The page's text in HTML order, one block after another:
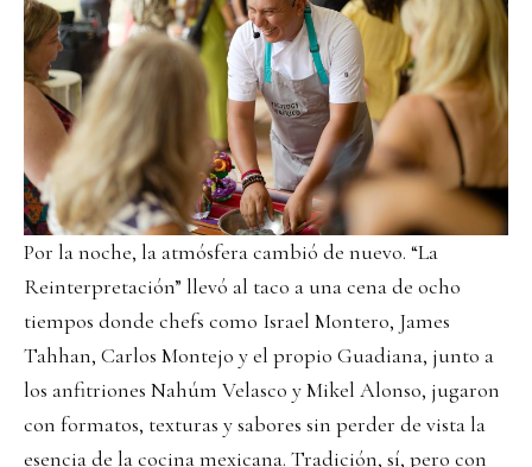
Por la noche, la atmósfera cambió de nuevo. “La
Reinterpretación” llevó al taco a una cena de ocho
tiempos donde chefs como Israel Montero, James
Tahhan, Carlos Montejo y el propio Guadiana, junto a
los anfitriones Nahúm Velasco y Mikel Alonso, jugaron
con formatos, texturas y sabores sin perder de vista la
esencia de la cocina mexicana. Tradición, sí, pero con